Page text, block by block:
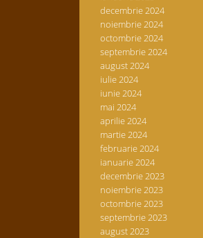
decembrie 2024
noiembrie 2024
octombrie 2024
septembrie 2024
august 2024
iulie 2024
iunie 2024
mai 2024
aprilie 2024
martie 2024
februarie 2024
ianuarie 2024
decembrie 2023
noiembrie 2023
octombrie 2023
septembrie 2023
august 2023